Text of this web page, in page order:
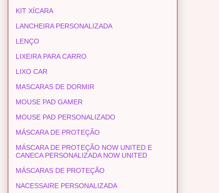
KIT XÍCARA
LANCHEIRA PERSONALIZADA
LENÇO
LIXEIRA PARA CARRO
LIXO CAR
MASCARAS DE DORMIR
MOUSE PAD GAMER
MOUSE PAD PERSONALIZADO
MÁSCARA DE PROTEÇÃO
MÁSCARA DE PROTEÇÃO NOW UNITED E
CANECA PERSONALIZADA NOW UNITED
MÁSCARAS DE PROTEÇÃO
NACESSAIRE PERSONALIZADA